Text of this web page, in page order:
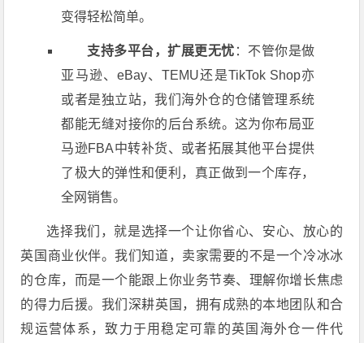
变得轻松简单。
支持多平台，扩展更无忧 ：不管你是做
亚马逊、eBay、TEMU还是TikTok Shop亦
或者是独立站，我们海外仓的仓储管理系统
都能无缝对接你的后台系统。这为你布局亚
马逊FBA中转补货、或者拓展其他平台提供
了极大的弹性和便利，真正做到一个库存，
全网销售。
选择我们，就是选择一个让你省心、安心、放心的
英国商业伙伴。我们知道，卖家需要的不是一个冷冰冰
的仓库，而是一个能跟上你业务节奏、理解你增长焦虑
的得力后援。我们深耕英国，拥有成熟的本地团队和合
规运营体系，致力于用稳定可靠的英国海外仓一件代